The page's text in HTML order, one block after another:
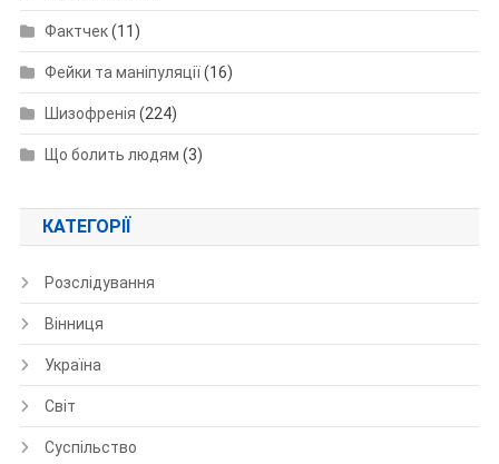
Фактчек(11)
Фейки та маніпуляції(16)
Шизофренія (224)
Що болить людям (3)
КАТЕГОРІЇ
Розслідування
Вінниця
Україна
Світ
Суспільство